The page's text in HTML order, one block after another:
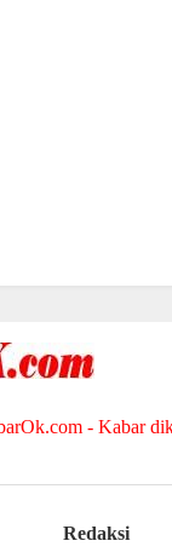
- Kabar
Redaksi